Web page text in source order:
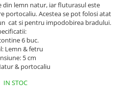
din lemn natur, iar fluturasul este
portocaliu. Acestea se pot folosi atat
cat si pentru impodobirea bradului.
6 buc.
Lemn & fetru
5 cm
& portocaliu
IN STOC